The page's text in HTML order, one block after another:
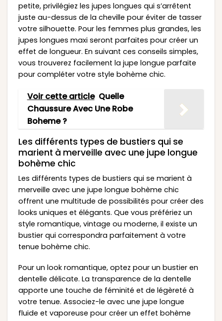
petite, privilégiez les jupes longues qui s’arrêtent
juste au-dessus de la cheville pour éviter de tasser
votre silhouette. Pour les femmes plus grandes, les
jupes longues maxi seront parfaites pour créer un
effet de longueur. En suivant ces conseils simples,
vous trouverez facilement la jupe longue parfaite
pour compléter votre style bohème chic.
Voir cette article Quelle
Chaussure Avec Une Robe
Boheme ?
Les différents types de bustiers qui se
marient à merveille avec une jupe longue
bohème chic
Les différents types de bustiers qui se marient à
merveille avec une jupe longue bohème chic
offrent une multitude de possibilités pour créer des
looks uniques et élégants. Que vous préfériez un
style romantique, vintage ou moderne, il existe un
bustier qui correspondra parfaitement à votre
tenue bohème chic.
Pour un look romantique, optez pour un bustier en
dentelle délicate. La transparence de la dentelle
apporte une touche de féminité et de légèreté à
votre tenue. Associez-le avec une jupe longue
fluide et vaporeuse pour créer un effet bohème